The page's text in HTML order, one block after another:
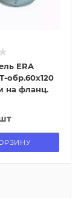
ERA
обр.60х120
на фланц.